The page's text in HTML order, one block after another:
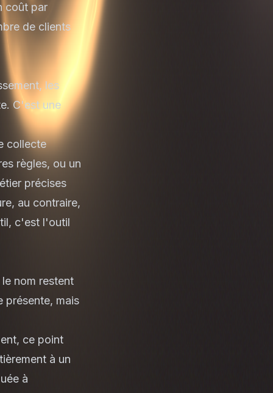
coût par
de clients
les
C'est une
collecte
règles, ou un
précises
au contraire,
c'est l'outil
nom restent
présente, mais
ce point
à un
à